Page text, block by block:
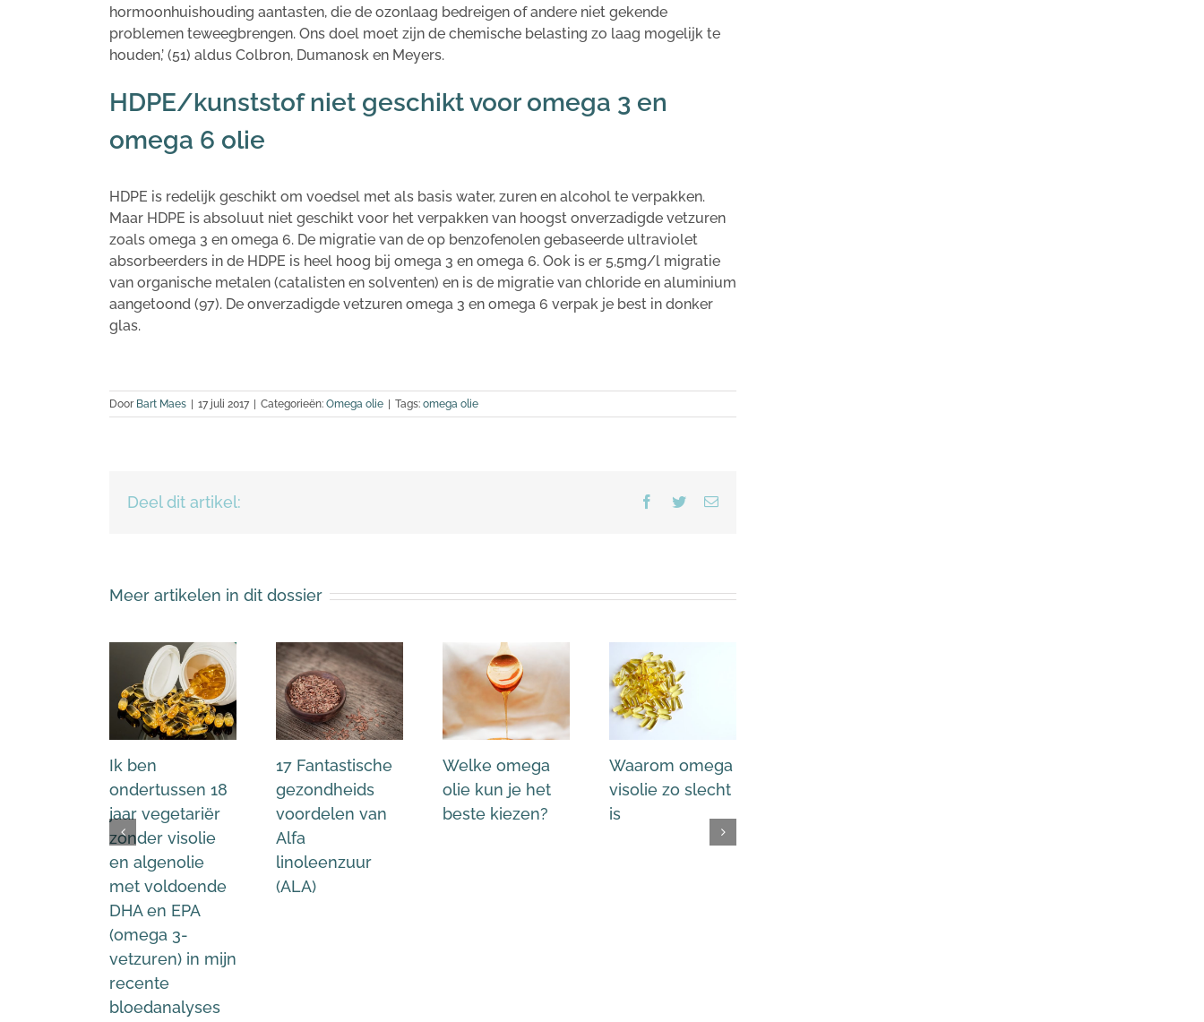
hormoonhuishouding aantasten, die de ozonlaag bedreigen of andere niet gekende
problemen teweegbrengen. Ons doel moet zijn de chemische belasting zo laag mogelijk te
houden,’ (51) aldus Colbron, Dumanosk en Meyers.
HDPE/kunststof niet geschikt voor omega 3 en
omega 6 olie
HDPE is redelijk geschikt om voedsel met als basis water, zuren en alcohol te verpakken.
Maar HDPE is absoluut niet geschikt voor het verpakken van hoogst onverzadigde vetzuren
zoals omega 3 en omega 6. De migratie van de op benzofenolen gebaseerde ultraviolet
absorbeerders in de HDPE is heel hoog bij omega 3 en omega 6. Ook is er 5,5mg/l migratie
van organische metalen (catalisten en solventen) en is de migratie van chloride en aluminium
aangetoond (97). De onverzadigde vetzuren omega 3 en omega 6 verpak je best in donker
glas.
Door Bart Maes 17 juli 2017 Categorieën: Omega olie Tags: omega olie
Deel dit artikel: Facebook
TwitterE-
Meer artikelen in dit dossier
Ik ben
ondertussen 18
jaar vegetariër
zonder visolie
en algenolie
met voldoende
DHA en EPA
(omega 3-
vetzuren) in mijn
recente
bloedanalyses
17 Fantastische
gezondheids
voordelen van
Alfa
linoleenzuur
(ALA)
Welke omega
olie kun je het
beste kiezen?
Waarom omega
visolie zo slecht
is